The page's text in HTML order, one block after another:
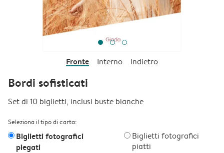
Fronte Interno Indietro
Bordi sofisticati
Set di 10 biglietti, inclusi buste bianche
Seleziona il tipo di carta:
Biglietti fotografici
piegati
Biglietti fotografici
piatti